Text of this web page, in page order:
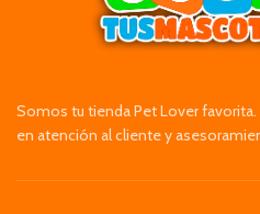
Somos tu tienda Pet Lover
en atención al cliente y